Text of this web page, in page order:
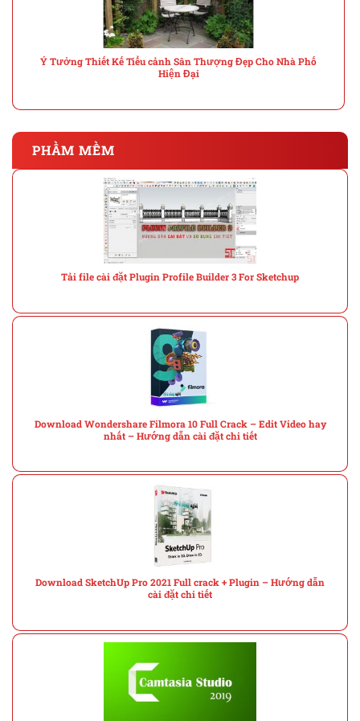
Ý Tưởng Thiết Kế Tiểu cảnh Sân Thượng Đẹp Cho Nhà Phố
Hiện Đại
PHẦM MỀM
Tải file cài đặt Plugin Profile Builder 3 For Sketchup
Download Wondershare Filmora 10 Full Crack – Edit Video hay
nhất – Hướng dẫn cài đặt chi tiết
Download SketchUp Pro 2021 Full crack + Plugin – Hướng dẫn
cài đặt chi tiết